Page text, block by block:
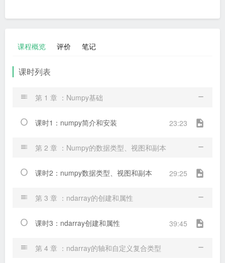
课程概览 评价 笔记
课时列表
第 1 章 ：Numpy基础
课时1：numpy简介和安装 23:23
第 2 章 ：Numpy的数据类型、视图和副本
课时2：numpy数据类型、视图和副本 29:25
第 3 章 ：ndarray的创建和属性
课时3：ndarray创建和属性 39:45
第 4 章 ：ndarray的轴和自定义复合类型